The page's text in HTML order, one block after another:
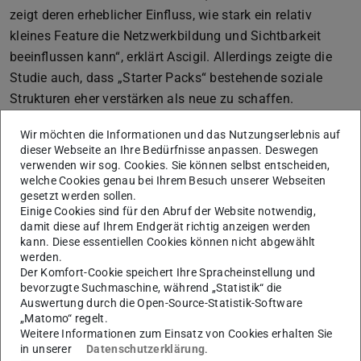
zeigt deren erheblicher Einfluss, wie stark ein relativ
kleines Feature die Netzwerkbildung und Sichtbarkeit
beeinflussen kann“, erklärt Ascigil. Allerdings zeigte die
Studie auch, dass „Starter Packs“ bestehende soziale
Strukturen eher verstärken als neue zu schaffen.
stärksten. Dies werfe Fragen nach der Verstärkung von
bestehenden Ungleichheiten auf, so die Forschenden.
Studie zeigt auch Risiken auf
„‘Starter Packs‘ wurden schnell zu einem zentralen
Bestandteil der sozialen Netzwerke auf Bluesky“, erklärt
Leonhard Baldufvon der TU Darmstadt, Ko-Erstautor
der Studie. „Wir waren in der Lage, die genauen Effekte
von ‚Starter Packs‘ auf die sozialen Netzwerke der
Nutzenden sichtbar zu machen.”
Wir möchten die Informationen und das Nutzungserlebnis auf
dieser Webseite an Ihre Bedürfnisse anpassen. Deswegen
verwenden wir sog. Cookies. Sie können selbst entscheiden,
welche Cookies genau bei Ihrem Besuch unserer Webseiten
gesetzt werden sollen.
Einige Cookies sind für den Abruf der Website notwendig,
damit diese auf Ihrem Endgerät richtig anzeigen werden
kann. Diese essentiellen Cookies können nicht abgewählt
werden.
Der Komfort-Cookie speichert Ihre Spracheinstellung und
bevorzugte Suchmaschine, während „Statistik“ die
Auswertung durch die Open-Source-Statistik-Software
„Matomo“ regelt.
Weitere Informationen zum Einsatz von Cookies erhalten Sie
in unserer
Datenschutzerklärung.